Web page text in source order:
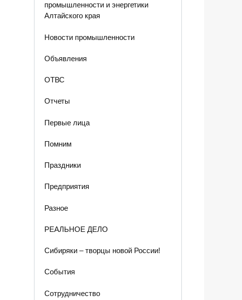
промышленности и энергетики
Алтайского края
Новости промышленности
Объявления
ОТВС
Отчеты
Первые лица
Помним
Праздники
Предприятия
Разное
РЕАЛЬНОЕ ДЕЛО
Сибиряки – творцы новой России!
События
Сотрудничество